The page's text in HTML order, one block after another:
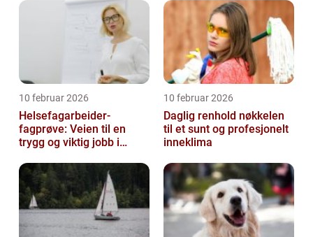
10 februar 2026
Helsefagarbeider-
fagprøve: Veien til en
trygg og viktig jobb i
10 februar 2026
Daglig renhold nøkkelen
til et sunt og profesjonelt
inneklima